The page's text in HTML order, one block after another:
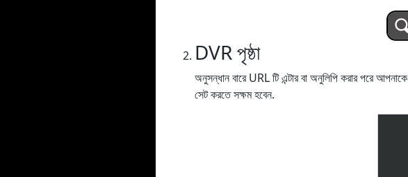
DVR পৃষ্ঠা
অনুসন্ধান বারে URL টি এন্টার বা অনুলিপি করার পরে
সেট করতে সক্ষম হবেন.